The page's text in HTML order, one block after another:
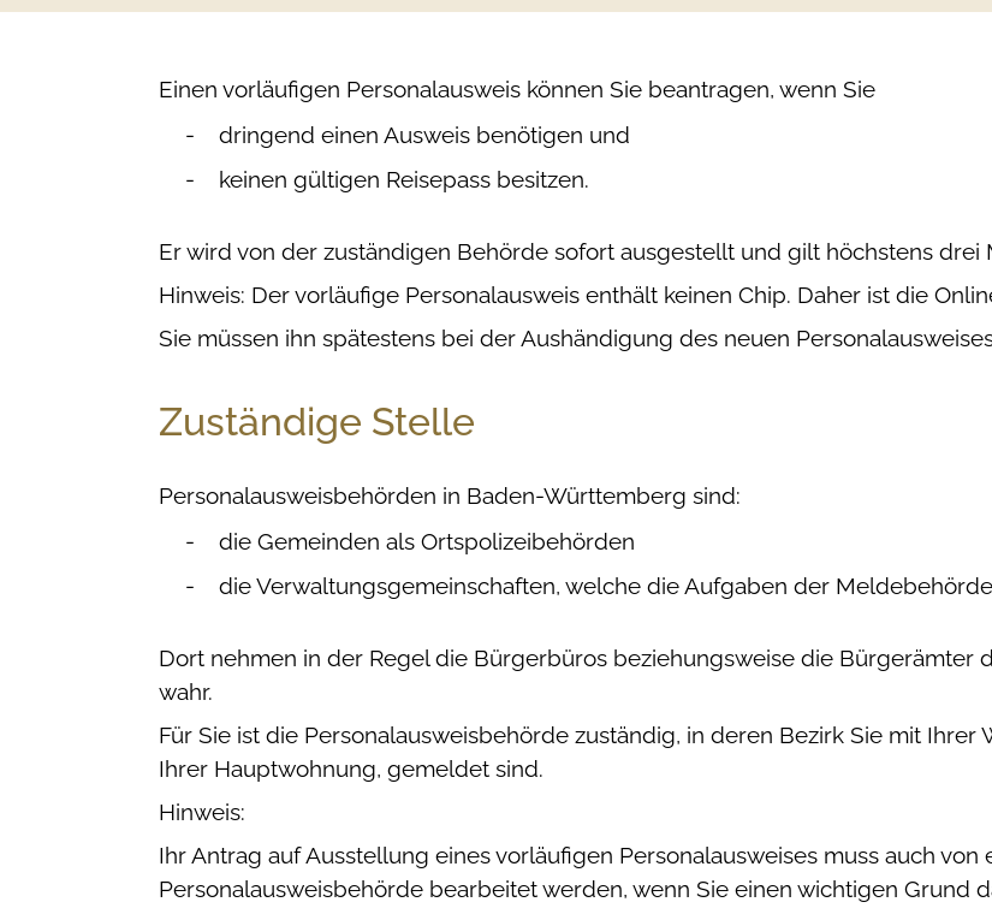
Einen vorläufigen Personalausweis können Sie beantragen, wenn Sie
dringend einen Ausweis benötigen und
keinen gültigen Reisepass besitzen.
Er wird von der zuständigen Behörde sofort ausgestellt und gilt höchstens drei
Hinweis: Der vorläufige Personalausweis enthält keinen Chip. Daher ist die
Sie müssen ihn spätestens bei der Aushändigung des neuen
Zuständige Stelle
Personalausweisbehörden in Baden-Württemberg sind:
die Gemeinden als Ortspolizeibehörden
die Verwaltungsgemeinschaften, welche die Aufgaben der
Dort nehmen in der Regel die Bürgerbüros beziehungsweise die Bürgerämter
wahr.
Für Sie ist die Personalausweisbehörde zuständig, in deren Bezirk Sie mit
Ihrer Hauptwohnung, gemeldet sind.
Hinweis:
Ihr Antrag auf Ausstellung eines vorläufigen Personalausweises muss auch
Personalausweisbehörde bearbeitet werden, wenn Sie einen wichtigen Grund